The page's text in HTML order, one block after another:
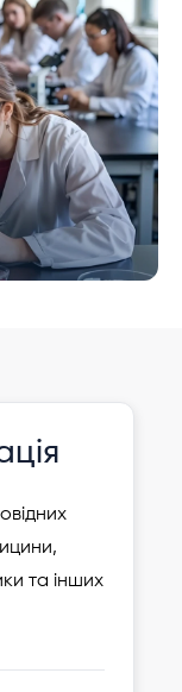
та інших